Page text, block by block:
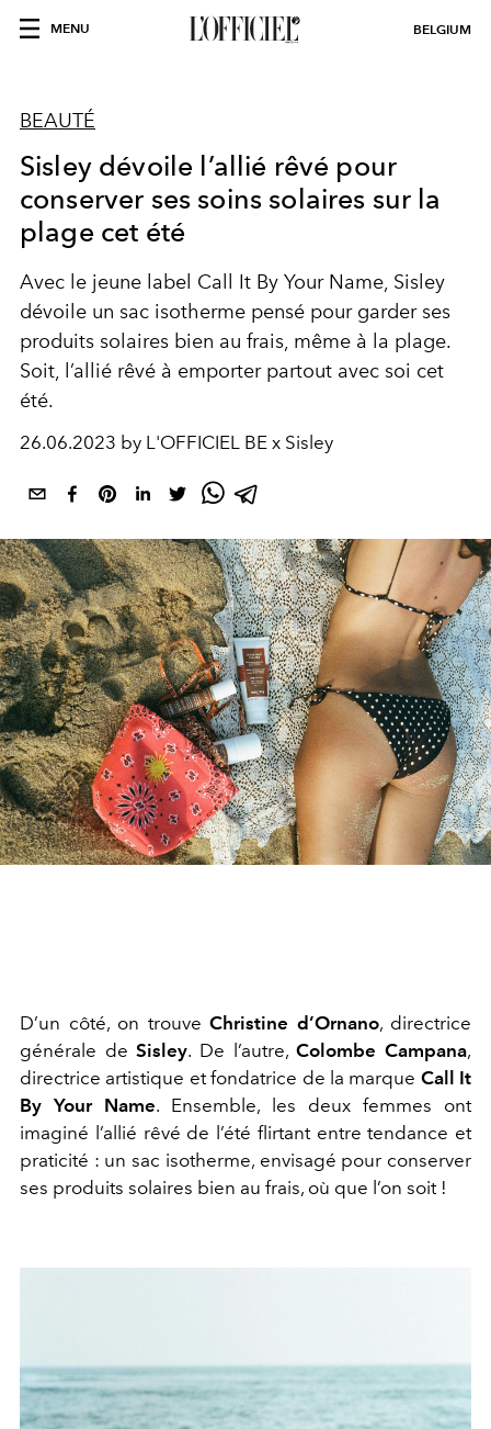
MENU BELGIUM
BEAUTÉ
Sisley dévoile l’allié rêvé pour
conserver ses soins solaires sur la
plage cet été
Avec le jeune label Call It By Your Name, Sisley
dévoile un sac isotherme pensé pour garder ses
produits solaires bien au frais, même à la plage.
Soit, l’allié rêvé à emporter partout avec soi cet
été.
26.06.2023 by L'OFFICIEL BE x Sisley
D’un côté, on trouve Christine d’Ornano, directrice
générale deSisley. De l’autre,Colombe Campana,
directrice artistique et fondatrice de la marque Call It
By Your Name. Ensemble, les deux femmes ont
imaginé l’allié rêvé de l’été flirtant entre tendance et
praticité : un sac isotherme, envisagé pour conserver
ses produits solaires bien au frais, où que l’on soit !